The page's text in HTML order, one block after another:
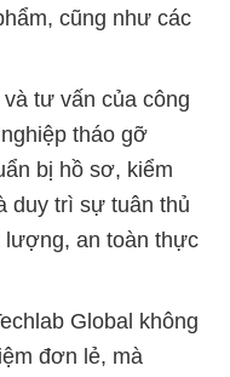
cũng như các
tư vấn của công
tháo gỡ
bị hồ sơ, kiểm
duy trì sự tuân thủ
lượng, an toàn thực
Global không
đơn lẻ, mà